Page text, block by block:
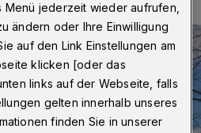
Menü jederzeit wieder aufrufen,
ändern oder Ihre Einwilligung
auf den Link Einstellungen am
klicken [oder das
links auf der Webseite, falls
gelten innerhalb unseres
finden Sie in unserer